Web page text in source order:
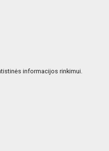
informacijos rinkimui.